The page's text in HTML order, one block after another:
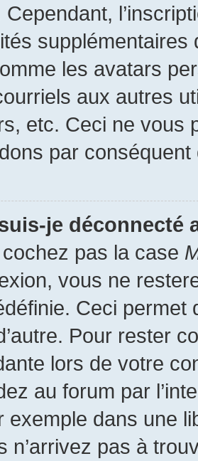
les avatars
aux autres
etc. Ceci ne vous
par conséquent
je déconnecté
pas la case
vous ne
Ceci permet
Pour rester
lors de votre
au forum par
exemple dans une
n’arrivez pas à